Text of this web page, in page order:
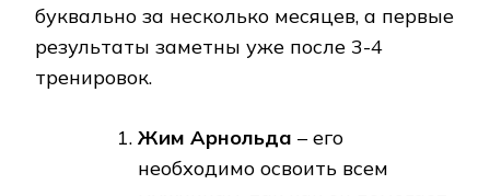
буквально за несколько месяцев, а первые
результаты заметны уже после 3-4
тренировок.
Жим Арнольда – его
необходимо освоить всем